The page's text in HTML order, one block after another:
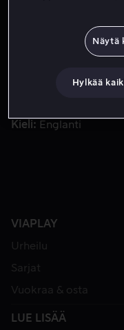
teknologiapioneeri
Kieli
Englanti
VIAPLAY
Urheilu
Sarjat
Vuokraa & osta
LUE LISÄÄ
Näytä
Hylkää